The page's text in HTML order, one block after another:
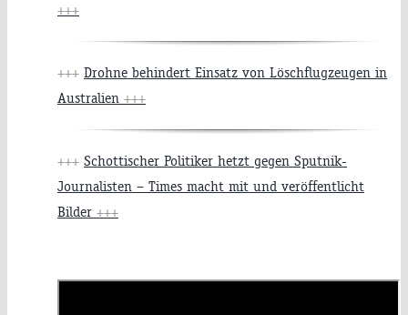
+++
+++ Drohne behindert Einsatz von Löschflugzeugen in
Australien +++
+++ Schottischer Politiker hetzt gegen Sputnik-
Journalisten – Times macht mit und veröffentlicht
Bilder +++